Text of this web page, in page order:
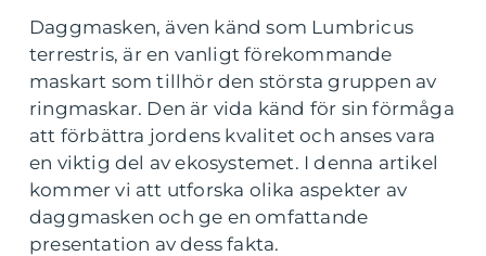
Daggmasken, även känd som Lumbricus
terrestris, är en vanligt förekommande
maskart som tillhör den största gruppen av
ringmaskar. Den är vida känd för sin förmåga
att förbättra jordens kvalitet och anses vara
en viktig del av ekosystemet. I denna artikel
kommer vi att utforska olika aspekter av
daggmasken och ge en omfattande
presentation av dess fakta.